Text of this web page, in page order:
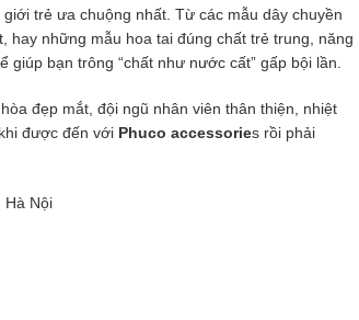
trẻ ưa chuộng nhất. Từ các mẫu dây chuyền
hay những mẫu hoa tai đúng chất trẻ trung, năng
bạn trông “chất như nước cất” gấp bội lần.
đẹp mắt, đội ngũ nhân viên thân thiện, nhiệt
được đến với Phuco accessories rồi phải
Hà Nội